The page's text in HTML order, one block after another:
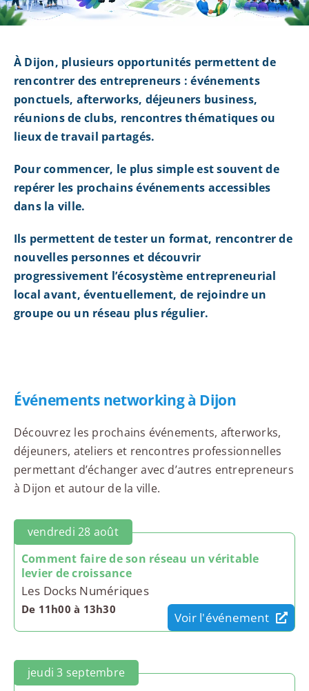
À Dijon, plusieurs opportunités permettent de
rencontrer des entrepreneurs : événements
ponctuels, afterworks, déjeuners business,
réunions de clubs, rencontres thématiques ou
lieux de travail partagés.
Pour commencer, le plus simple est souvent de
repérer les prochains événements accessibles
dans la ville.
Ils permettent de tester un format, rencontrer de
nouvelles personnes et découvrir
progressivement l’écosystème entrepreneurial
local avant, éventuellement, de rejoindre un
groupe ou un réseau plus régulier.
Événements networking à Dijon
Découvrez les prochains événements, afterworks,
déjeuners, ateliers et rencontres professionnelles
permettant d’échanger avec d’autres entrepreneurs
à Dijon et autour de la ville.
vendredi 28 août
Comment faire de son réseau un véritable
levier de croissance
Les Docks Numériques
De 11h00 à 13h30
Voir l'événement
jeudi 3 septembre